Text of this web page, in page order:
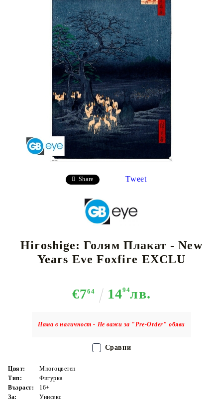
Share Tweet
Hiroshige: Голям Плакат - New
Years Eve Foxfire EXCLU
€764 1494лв.
Няма в наличност - Не важи за "Pre-Order" обяви
Цвят:
Многоцветен
Тип:
Фигурка
Възраст:
16+
За:
Унисекс
Сравни